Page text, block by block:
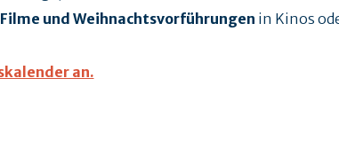
Filme und Weihnachtsvorführungen in Kinos
an.